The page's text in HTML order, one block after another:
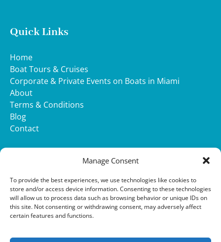
Manage Consent
To provide the best experiences, we use technologies like cookies to
store and/or access device information. Consenting to these technologies
will allow us to process data such as browsing behavior or unique IDs on
this site. Not consenting or withdrawing consent, may adversely affect
certain features and functions.
Quick Links
Home
Boat Tours & Cruises
Corporate & Private Events on Boats in Miami
About
Terms & Conditions
Blog
Contact
WHATSAPP
(opens
in
new
window)
Privacy & Cookie Statement